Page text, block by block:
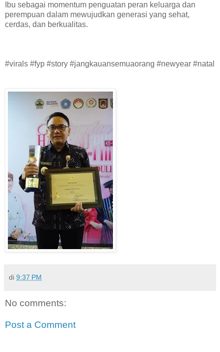
Ibu sebagai momentum penguatan peran keluarga dan
perempuan dalam mewujudkan generasi yang sehat,
cerdas, dan berkualitas.
#virals #fyp #story #jangkauansemuaorang #newyear #natal
di 9:37 PM
No comments:
Post a Comment